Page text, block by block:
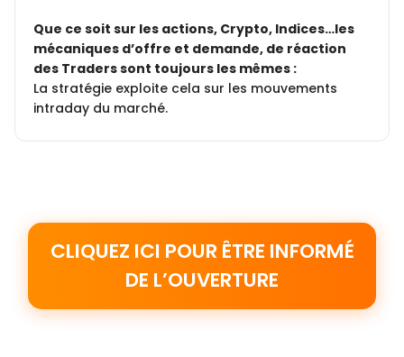
Que ce soit sur les actions, Crypto, Indices…les
mécaniques d’offre et demande, de réaction
des Traders sont toujours les mêmes :
La stratégie exploite cela sur les mouvements
intraday du marché.
CLIQUEZ ICI POUR ÊTRE INFORMÉ
DE L’OUVERTURE